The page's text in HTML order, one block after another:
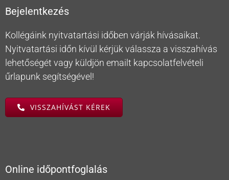
Bejelentkezés
Kollégáink nyitvatartási időben várják hívásaikat.
Nyitvatartási időn kívül kérjük válassza a visszahívás
lehetőségét vagy küldjön emailt kapcsolatfelvételi
űrlapunk segítségével!
VISSZAHÍVÁST KÉREK
Online időpontfoglalás